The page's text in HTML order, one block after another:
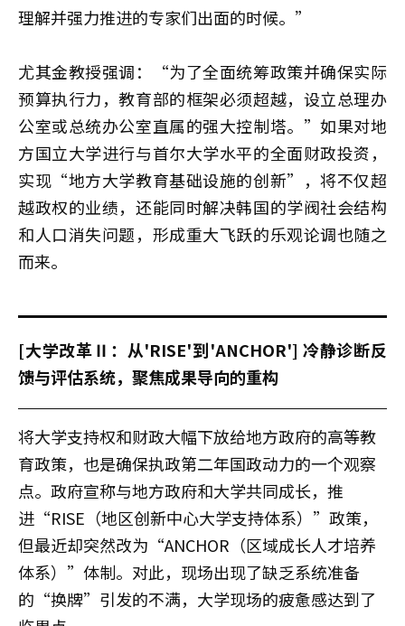
理解并强力推进的专家们出面的时候。”
尤其金教授强调：“为了全面统筹政策并确保实际
预算执行力，教育部的框架必须超越，设立总理办
公室或总统办公室直属的强大控制塔。”如果对地
方国立大学进行与首尔大学水平的全面财政投资，
实现“地方大学教育基础设施的创新”，将不仅超
越政权的业绩，还能同时解决韩国的学阀社会结构
和人口消失问题，形成重大飞跃的乐观论调也随之
而来。
[大学改革Ⅱ：从'RISE'到'ANCHOR'] 冷静诊断反
馈与评估系统，聚焦成果导向的重构
将大学支持权和财政大幅下放给地方政府的高等教
育政策，也是确保执政第二年国政动力的一个观察
点。政府宣称与地方政府和大学共同成长，推
进“RISE（地区创新中心大学支持体系）”政策，
但最近却突然改为“ANCHOR（区域成长人才培养
体系）”体制。对此，现场出现了缺乏系统准备
的“换牌”引发的不满，大学现场的疲惫感达到了